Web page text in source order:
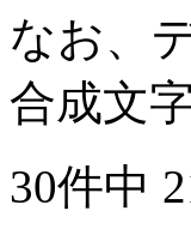
なお、
合成文
30件中